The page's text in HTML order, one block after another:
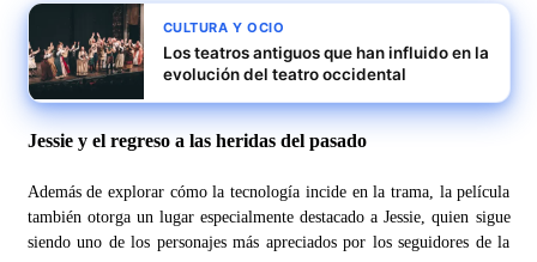
CULTURA Y OCIO
Los teatros antiguos que han influido en la
evolución del teatro occidental
Jessie y el regreso a las heridas del pasado
Además de explorar cómo la tecnología incide en la trama, la película
también otorga un lugar especialmente destacado a Jessie, quien sigue
siendo uno de los personajes más apreciados por los seguidores de la